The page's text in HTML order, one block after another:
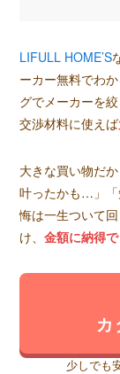
LIFULL HOME’S
ーカー無料でわ
グでメーカーを
交渉材料に使えば
大きな買い物だ
叶ったかも…」
悔は一生ついて
け、金額に納得
少しでも